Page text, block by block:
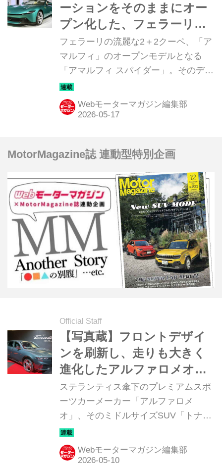
ーションをそのままにオー
プン化した、フェラーリ
「アマルフィ スパイダー」
フェラーリの流麗な2＋2クーペ、「ア
マルフィ」のオープンモデルとなる
「アマルフィ スパイダー」。そのディ
テールを写真で紹介しよう。
Webモーターマガジン編集部
MotorMagazine誌 連動型特別企画
Official Staff
【写真蔵】フロントデザイ
ンを刷新し、走りも大きく
進化したアルファロメオ
「トナーレ」
ステランティス傘下のプレミアムスポ
ーツカーメーカー「アルファロメ
オ」、そのミドルサイズSUV「トナー
レ」がマイナーチェンジを受けて発売
された。ここでは、装いも新たにした
トナーレのディテールを写真で紹介し
Webモーターマガジン編集部